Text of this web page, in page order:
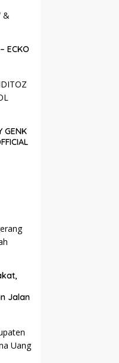
ECKO
GENK
Jalan